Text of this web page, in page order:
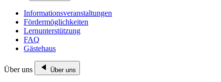
Informationsveranstaltungen
Fördermöglichkeiten
Lernunterstützung
FAQ
Gästehaus
Über uns Über uns